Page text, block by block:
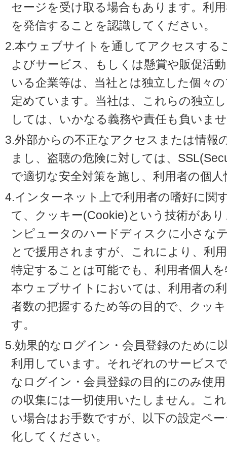
セージを受け取る場合もあります。利
を発信することを認識してください。
2.本ウェブサイトを通してアクセスする
よびサービス、もしくは懸賞や販促活
いる企業等は、当社とは独立した個々
定めています。当社は、これらの独立
しては、いかなる義務や責任も負いま
3.外部からの不正なアクセスまたは情報
まし、盗聴の危険に対しては、
で適切な安全対策を施し、利用者の個
4.インターネット上で利用者の嗜好に関
て、クッキー(Cookie)という技術があ
ンピュータのハードディスクに小さな
とで援用されますが、これにより、利
特定することは可能でも、利用者個人
本ウェブサイトにおいては、利用者の
者数の把握するため等の目的で、クッ
す。
5.効果的なログイン・会員登録のために
利用しています。それぞれのサービス
なログイン・会員登録の目的にのみ使
の収集には一切使用いたしません。こ
い場合はお手数ですが、以下の設定ペ
化してください。